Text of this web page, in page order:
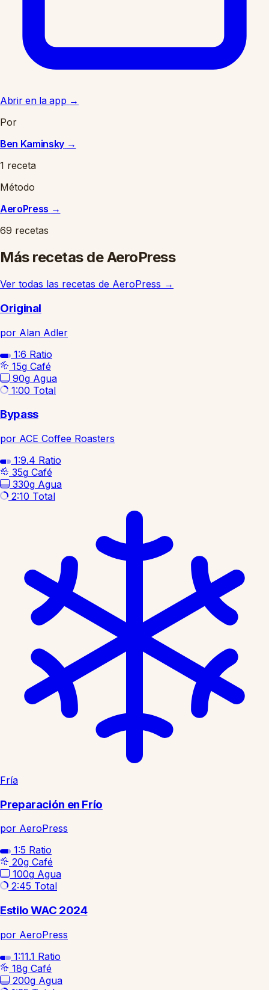
Abrir en la app →
Por
Ben Kaminsky →
1 receta
Método
AeroPress →
69 recetas
Más recetas de AeroPress
Ver todas las recetas de AeroPress →
Original
por Alan Adler
1:6 Ratio
15g Café
90g Agua
1:00 Total
Bypass
por ACE Coffee Roasters
1:9.4 Ratio
35g Café
330g Agua
2:10 Total
Fría
Preparación en Frío
por AeroPress
1:5 Ratio
20g Café
100g Agua
2:45 Total
Estilo WAC 2024
por AeroPress
1:11.1 Ratio
18g Café
200g Agua